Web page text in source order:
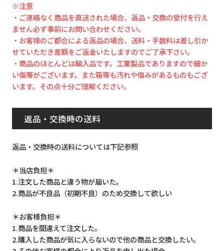
※注意
・ご連絡なく商品を直送された場合、返品・交換の受付を行え
ません必ず事前にお問い合わせください。
・お客様のご都合による返品の場合、送料・手数料は差し引か
せていただき差額をご返金いたしますのでご了承下さい。
・商品のほとんどは輸入品です。工業製品でありますので細か
い傷等がございます。また箱等も汚れや傷みがあるものもござ
います。その点十分ご理解ください。
返品・交換時の送料
返品・交換時の送料については下記参照
＊当店負担＊
1.注文した商品と違う物が届いた。
2.商品が不良品（初期不良）のため交換して欲しい
＊お客様負担＊
1.商品を間違えて注文した。
2.購入した商品が気に入らないので他の商品と交換したい。